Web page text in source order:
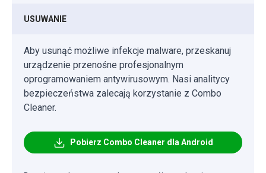
USUWANIE
Aby usunąć możliwe infekcje malware, przeskanuj
urządzenie przenośne profesjonalnym
oprogramowaniem antywirusowym. Nasi analitycy
bezpieczeństwa zalecają korzystanie z Combo
Cleaner.
Pobierz Combo Cleaner dla Android